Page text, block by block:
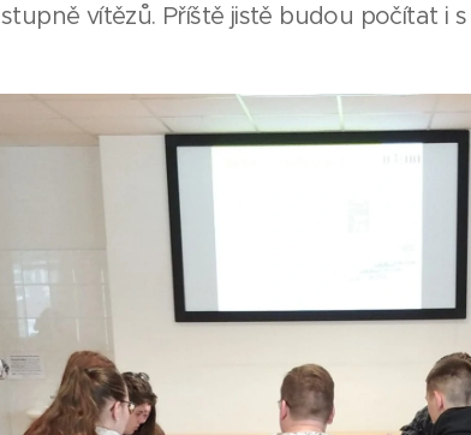
stupně vítězů. Příště jistě budou počítat i s